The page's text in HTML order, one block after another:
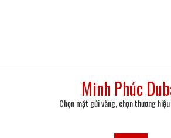
Minh Phúc
Chọn mặt gửi vàng, chọn thương